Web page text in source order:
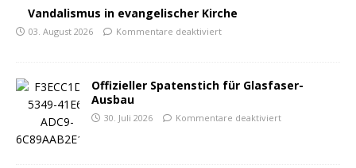
Vandalismus in evangelischer Kirche
03. August 2026 Kommentare deaktiviert
Offizieller Spatenstich für Glasfaser-
Ausbau
30. Juli 2026 Kommentare deaktiviert